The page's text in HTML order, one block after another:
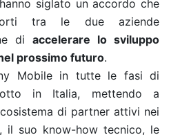
hanno siglato un accordo che
tra le due aziende
di accelerare lo sviluppo
prossimo futuro.
Mobile in tutte le fasi di
in Italia, mettendo
a
di partner attivi nei
, il suo know-how tecnico, le